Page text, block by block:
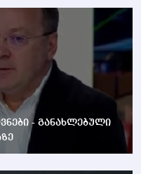
- განახლებული